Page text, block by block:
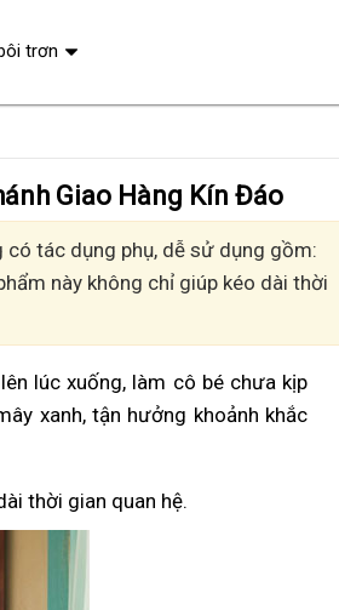
Giao Hàng Kín Đáo
tác dụng phụ, dễ sử dụng gồm:
này không chỉ giúp kéo dài thời
lúc xuống, làm cô bé chưa kịp
xanh, tận hưởng khoảnh khắc
thời gian quan hệ.
trơn